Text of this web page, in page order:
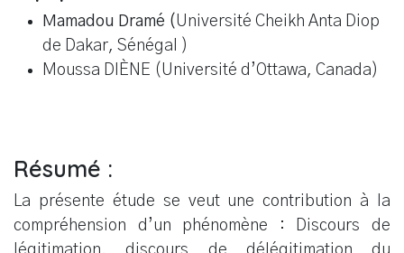
Mamadou Dramé (Université Cheikh Anta Diop
de Dakar, Sénégal )
Moussa DIÈNE (Université d’Ottawa, Canada)
Résumé :
La présente étude se veut une contribution à la
compréhension d’un phénomène : Discours de